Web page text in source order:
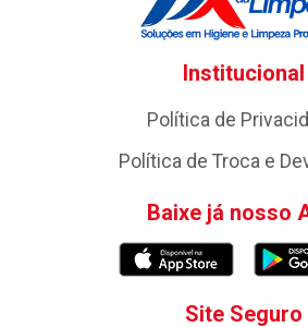
Institucional
Política de
Política de Troca e
Baixe já nosso
Site Seguro